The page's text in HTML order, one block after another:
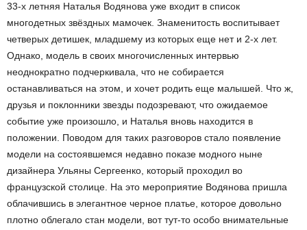
33-х летняя Наталья Водянова уже входит в список
многодетных звёздных мамочек. Знаменитость воспитывает
четверых детишек, младшему из которых еще нет и 2-х лет.
Однако, модель в своих многочисленных интервью
неоднократно подчеркивала, что не собирается
останавливаться на этом, и хочет родить еще малышей. Что ж,
друзья и поклонники звезды подозревают, что ожидаемое
событие уже произошло, и Наталья вновь находится в
положении. Поводом для таких разговоров стало появление
модели на состоявшемся недавно показе модного ныне
дизайнера Ульяны Сергеенко, который проходил во
французской столице. На это мероприятие Водянова пришла
облачившись в элегантное черное платье, которое довольно
плотно облегало стан модели, вот тут-то особо внимательные